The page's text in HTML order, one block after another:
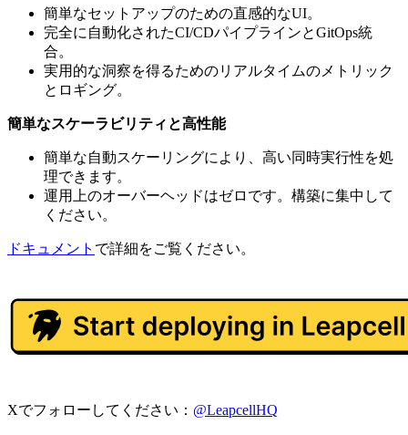
簡単なセットアップのための直感的なUI。
完全に自動化されたCI/CDパイプラインとGitOps統
合。
実用的な洞察を得るためのリアルタイムのメトリック
とロギング。
簡単なスケーラビリティと高性能
簡単な自動スケーリングにより、高い同時実行性を処
理できます。
運用上のオーバーヘッドはゼロです。構築に集中して
ください。
ドキュメント で詳細をご覧ください。
Xでフォローしてください： @LeapcellHQ